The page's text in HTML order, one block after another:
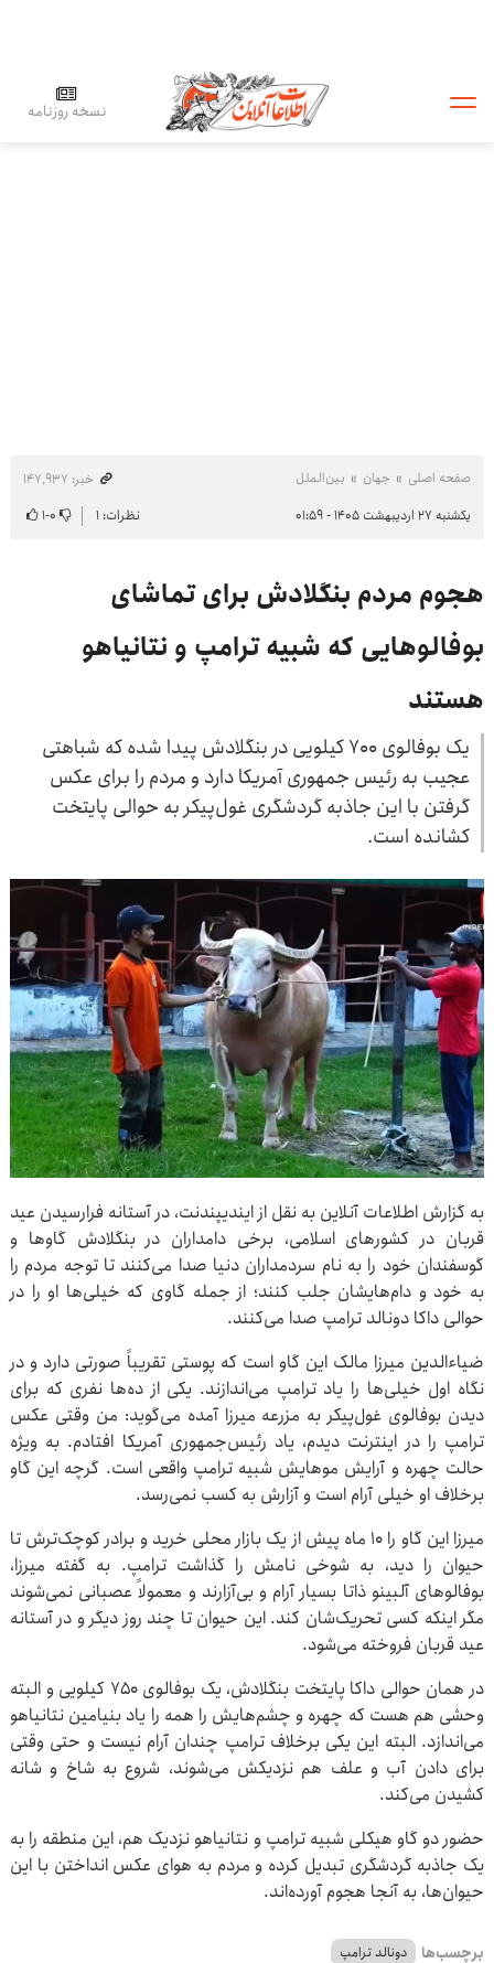
نسخه روزنامه
صفحه اصلی جهان بین‌الملل
خبر: ۱۴۷٬۹۳۷
یکشنبه ۲۷ اردیبهشت ۱۴۰۵ - ۰۱:۵۹
نظرات: ۱ ۰-۱
هجوم مردم بنگلادش برای تماشای
بوفالوهایی که شبیه ترامپ و نتانیاهو
هستند
یک بوفالوی ۷۰۰ کیلویی در بنگلادش پیدا شده که شباهتی
عجیب به رئیس جمهوری آمریکا دارد و مردم را برای عکس
گرفتن با این جاذبه گردشگری غول‌پیکر به حوالی پایتخت
کشانده است.
به گزارش اطلاعات آنلاین به نقل از ایندیپندنت، در آستانه فرارسیدن عید
قربان در کشورهای اسلامی، برخی دامداران در بنگلادش گاوها و
گوسفندان خود را به نام سردمداران دنیا صدا می‌کنند تا توجه مردم را
به خود و دام‌هایشان جلب کنند؛ از جمله گاوی که خیلی‌ها او را در
حوالی داکا دونالد ترامپ صدا می‌کنند.
ضیاءالدین میرزا مالک این گاو است که پوستی تقریباً صورتی دارد و در
نگاه اول خیلی‌ها را یاد ترامپ می‌اندازند. یکی از ده‌ها نفری که برای
دیدن بوفالوی غول‌پیکر به مزرعه میرزا آمده می‌گوید: من وقتی عکس
ترامپ را در اینترنت دیدم، یاد رئیس‌جمهوری آمریکا افتادم. به ویژه
حالت چهره و آرایش موهایش شبیه ترامپ واقعی است. گرچه این گاو
برخلاف او خیلی آرام است و آزارش به کسب نمی‌رسد.
میرزا این گاو را ۱۰ ماه پیش از یک بازار محلی خرید و برادر کوچک‌ترش تا
حیوان را دید، به شوخی نامش را گذاشت ترامپ. به گفته میرزا،
بوفالوهای آلبینو ذاتا بسیار آرام و بی‌آزارند و معمولاً عصبانی نمی‌شوند
مگر اینکه کسی تحریک‌شان کند. این حیوان تا چند روز دیگر و در آستانه
عید قربان فروخته می‌شود.
در همان حوالی داکا پایتخت بنگلادش، یک بوفالوی ۷۵۰ کیلویی و البته
وحشی هم هست که چهره و چشم‌هایش را همه را یاد بنیامین نتانیاهو
می‌اندازد. البته این یکی برخلاف ترامپ چندان آرام نیست و حتی وقتی
برای دادن آب و علف هم نزدیکش می‌شوند، شروع به شاخ و شانه
کشیدن می‌کند.
حضور دو گاو هیکلی شبیه ترامپ و نتانیاهو نزدیک هم، این منطقه را به
یک جاذبه گردشگری تبدیل کرده و مردم به هوای عکس انداختن با این
حیوان‌ها، به آنجا هجوم آورده‌اند.
برچسب‌ها دونالد ترامپ